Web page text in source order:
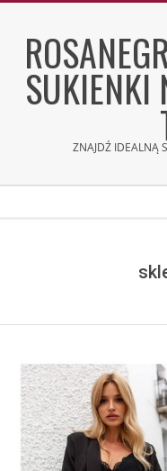
content
SUKIENKI
ZNAJDŹ IDEALNĄ